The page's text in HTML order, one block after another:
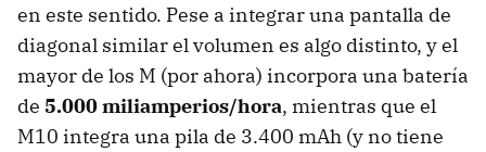
en este sentido. Pese a integrar una pantalla de
diagonal similar el volumen es algo distinto, y el
mayor de los M (por ahora) incorpora una batería
de 5.000 miliamperios/hora, mientras que el
M10 integra una pila de 3.400 mAh (y no tiene